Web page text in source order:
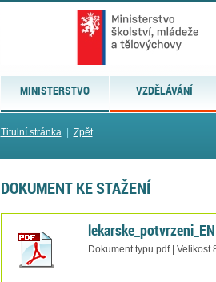
MINISTERSTVO VZDĚLÁVÁNÍ
Titulní stránka| Zpět
DOKUMENT KE STAŽENÍ
Dokument typu pdf | Velikost